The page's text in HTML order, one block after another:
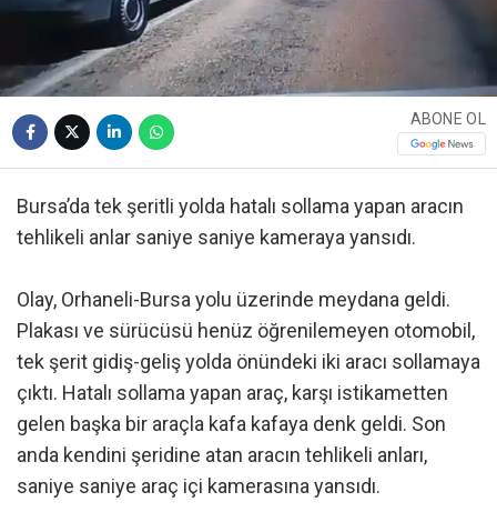
ABONE OL
Bursa’da tek şeritli yolda hatalı sollama yapan aracın
tehlikeli anlar saniye saniye kameraya yansıdı.
Olay, Orhaneli-Bursa yolu üzerinde meydana geldi.
Plakası ve sürücüsü henüz öğrenilemeyen otomobil,
tek şerit gidiş-geliş yolda önündeki iki aracı sollamaya
çıktı. Hatalı sollama yapan araç, karşı istikametten
gelen başka bir araçla kafa kafaya denk geldi. Son
anda kendini şeridine atan aracın tehlikeli anları,
saniye saniye araç içi kamerasına yansıdı.